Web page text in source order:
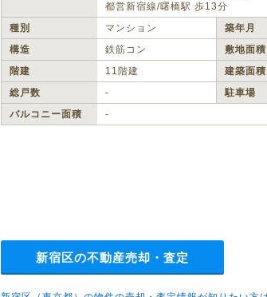
都営新宿線/曙橋駅 歩13分
種別
マンション 築年月
構造
鉄筋コン 敷地面積
階建
11階建 建築面積
総戸数
‐ 駐車場
バルコニー面積
‐
新宿区の不動産売却・査定